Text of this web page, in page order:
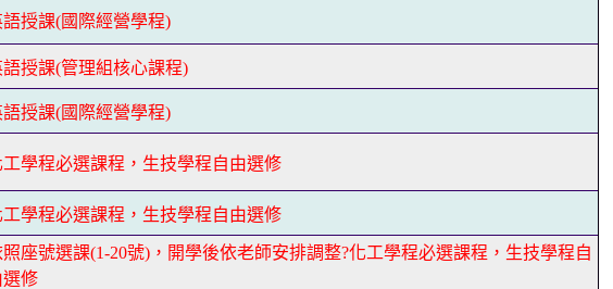
語授課(國際經營學程)
語授課(管理組核心課程)
語授課(國際經營學程)
工學程必選課程，生技學程自由選修
工學程必選課程，生技學程自由選修
座號選課(1-20號)，開學後依老師安排調整?化工學程必選課程，生技學程自
選修